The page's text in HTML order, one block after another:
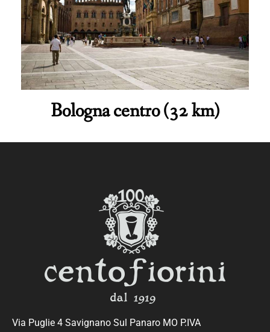
Bologna centro (32 km)
Via Puglie 4 Savignano Sul Panaro MO P.IVA